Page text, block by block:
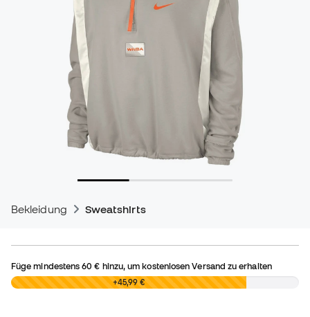
Bekleidung Sweatshirts
Füge mindestens60 € hinzu, um kostenlosen Versand zu erhalten
0,00 € +45,99 €